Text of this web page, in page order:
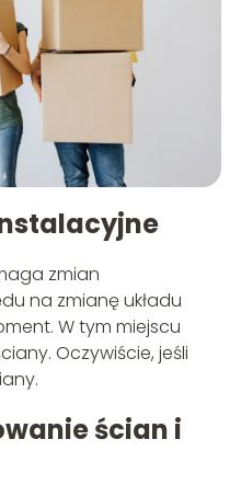
zmian
na zmianę układu
W tym miejscu
Oczywiście, jeśli
ścian i